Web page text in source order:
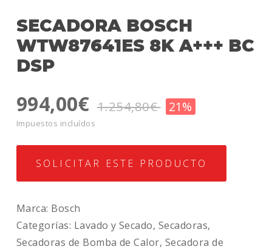
SECADORA BOSCH
WTW87641ES 8K A+++ BC
DSP
994,00€ 1.254,80€ 21%
Impuestos incluídos
SOLICITAR ESTE PRODUCTO
Marca: Bosch
Categorías: Lavado y Secado, Secadoras,
Secadoras de Bomba de Calor, Secadora de